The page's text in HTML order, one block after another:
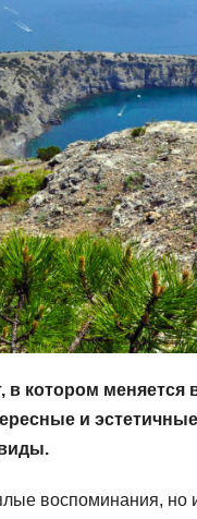
в котором
и
воспоминания, но